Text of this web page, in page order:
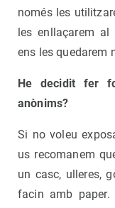
només les
les enllaçarem
ens les quedarem
He decidit fer
anònims?
Si no voleu
us recomanem
un casc, ulleres,
facin amb